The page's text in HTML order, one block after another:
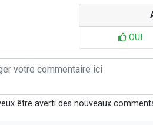
OUI
être averti des nouveaux